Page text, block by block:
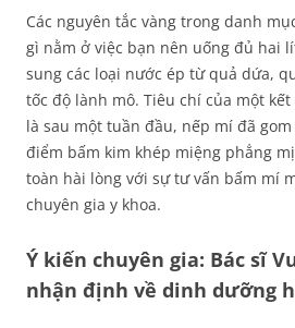
Các nguyên tắc vàng trong danh
gì nằm ở việc bạn nên uống đủ hai
sung các loại nước ép từ quả dứa,
tốc độ lành mô. Tiêu chí của một
là sau một tuần đầu, nếp mí đã
điểm bấm kim khép miệng phẳng
toàn hài lòng với sự tư vấn bấm mí
chuyên gia y khoa.
Ý kiến chuyên gia: Bác sĩ
nhận định về dinh dưỡng